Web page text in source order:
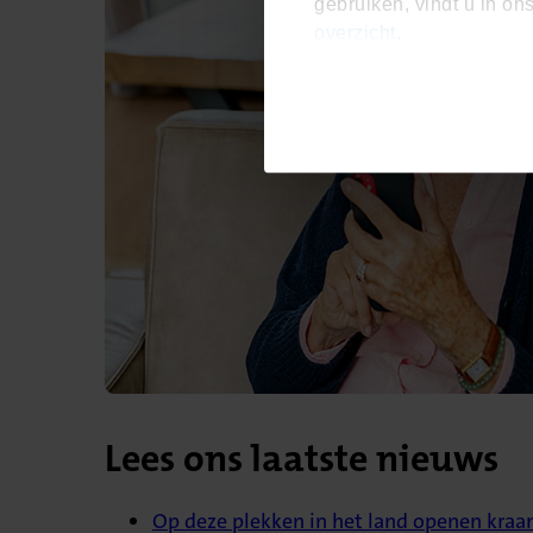
Lees ons laatste nieuws
Op deze plekken in het land openen